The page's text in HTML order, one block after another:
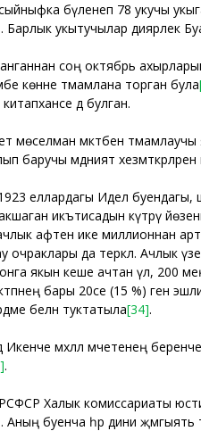
сыйныфка бүленеп 78 укучы
Барлык укытучылар диярлек Буа
соң октябрь
көнне тәмамлана торган була
дә булган.
мөселман мәктәбен
мәдәният хезмәткәрләренә
1923 еллардагы Идел
икътисадын күтәрү
афәтенә ике миллионнан
да теркәлә. Ачлык
якын кеше ачтан үлә, 200
бары 20се (15 %) генә
белән туктатыла[34].
мәхәллә мәчетенең
.
Халык комиссариаты
Аның буенча һәр дини